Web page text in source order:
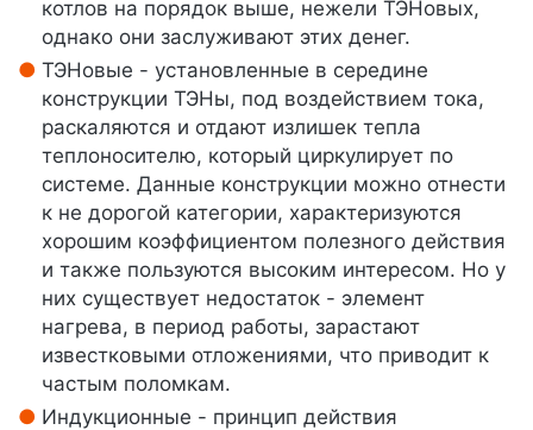
котлов на порядок выше, нежели ТЭНовых,
однако они заслуживают этих денег.
ТЭНовые - установленные в середине
конструкции ТЭНы, под воздействием тока,
раскаляются и отдают излишек тепла
теплоносителю, который циркулирует по
системе. Данные конструкции можно отнести
к не дорогой категории, характеризуются
хорошим коэффициентом полезного действия
и также пользуются высоким интересом. Но у
них существует недостаток - элемент
нагрева, в период работы, зарастают
известковыми отложениями, что приводит к
частым поломкам.
Индукционные - принцип действия